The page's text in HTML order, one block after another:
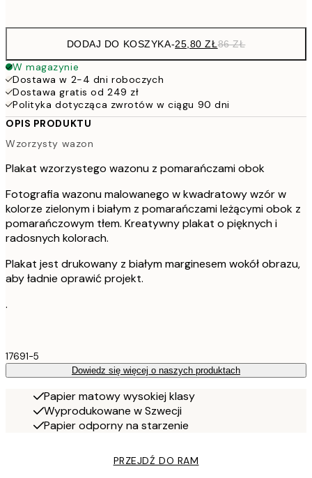
DODAJ DO KOSZYKA-25,80 ZŁ86 ZŁ
W magazynie
Dostawa w 2-4 dni roboczych
Dostawa gratis od 249 zł
Polityka dotycząca zwrotów w ciągu 90 dni
OPIS PRODUKTU
Wzorzysty wazon
Plakat wzorzystego wazonu z pomarańczami obok
Fotografia wazonu malowanego w kwadratowy wzór w
kolorze zielonym i białym z pomarańczami leżącymi obok z
pomarańczowym tłem. Kreatywny plakat o pięknych i
radosnych kolorach.
Plakat jest drukowany z białym marginesem wokół obrazu,
aby ładnie oprawić projekt.
.
17691-5
Dowiedz się więcej o naszych produktach
Papier matowy wysokiej klasy
Wyprodukowane w Szwecji
Papier odporny na starzenie
PRZEJDŹ DO RAM